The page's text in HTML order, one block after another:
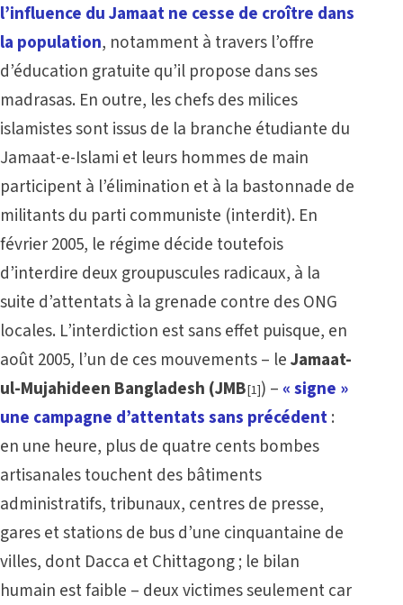
l’influence du Jamaat ne cesse de croître dans
la population, notamment à travers l’offre
d’éducation gratuite qu’il propose dans ses
madrasas. En outre, les chefs des milices
islamistes sont issus de la branche étudiante du
Jamaat-e-Islami et leurs hommes de main
participent à l’élimination et à la bastonnade de
militants du parti communiste (interdit). En
février 2005, le régime décide toutefois
d’interdire deux groupuscules radicaux, à la
suite d’attentats à la grenade contre des ONG
locales. L’interdiction est sans effet puisque, en
août 2005, l’un de ces mouvements – leJamaat-
ul-Mujahideen Bangladesh (JMB[1]) – « signe »
une campagne d’attentats sans précédent:
en une heure, plus de quatre cents bombes
artisanales touchent des bâtiments
administratifs, tribunaux, centres de presse,
gares et stations de bus d’une cinquantaine de
villes, dont Dacca et Chittagong ; le bilan
humain est faible – deux victimes seulement car